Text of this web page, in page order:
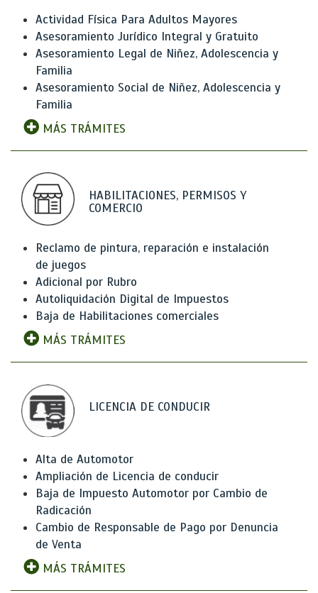
Actividad Física Para Adultos Mayores
Asesoramiento Jurídico Integral y Gratuito
Asesoramiento Legal de Niñez, Adolescencia y
Familia
Asesoramiento Social de Niñez, Adolescencia y
Familia
MÁS TRÁMITES
HABILITACIONES, PERMISOS Y
COMERCIO
Reclamo de pintura, reparación e instalación
de juegos
Adicional por Rubro
Autoliquidación Digital de Impuestos
Baja de Habilitaciones comerciales
MÁS TRÁMITES
LICENCIA DE CONDUCIR
Alta de Automotor
Ampliación de Licencia de conducir
Baja de Impuesto Automotor por Cambio de
Radicación
Cambio de Responsable de Pago por Denuncia
de Venta
MÁS TRÁMITES